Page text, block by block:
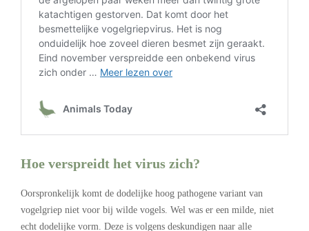
Hoe verspreidt het virus zich?
Oorspronkelijk komt de dodelijke hoog pathogene variant van
vogelgriep niet voor bij wilde vogels. Wel was er een milde, niet
echt dodelijke vorm. Deze is volgens deskundigen naar alle